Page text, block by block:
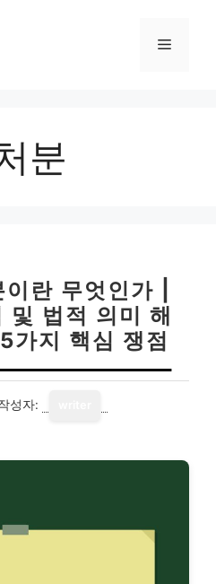
메
분
란 무엇인가 |
및 법적 의미 해
가지 핵심 쟁점
성자: